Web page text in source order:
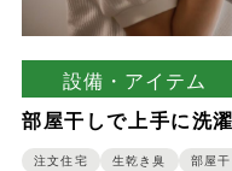
設備・アイテム
部屋干しで上手に洗
方法と新築時に検討
注文住宅 生乾き臭 部屋干